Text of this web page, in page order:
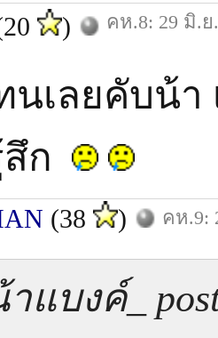
) คห.8: 29 มิ.ย
นเลยคับน้า
ก
(38 ) คห.9:
แบงค์_